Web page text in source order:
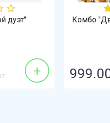
дуэт"
+
Комбо